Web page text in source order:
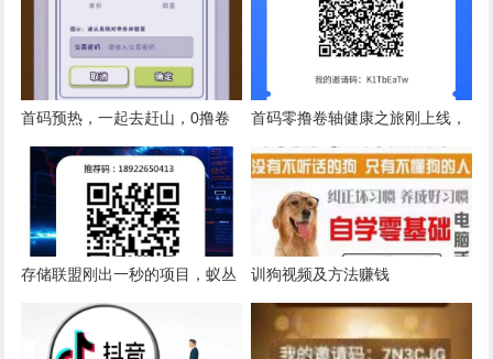
首码预热，一起去赶山，0撸卷
轴十创新模式，6.30号上线
首码零撸卷轴健康之旅刚上线，
维珍模式一积分20速度撸
存储联盟刚出一秒的项目，蚁丛
训狗视频及方法赚钱